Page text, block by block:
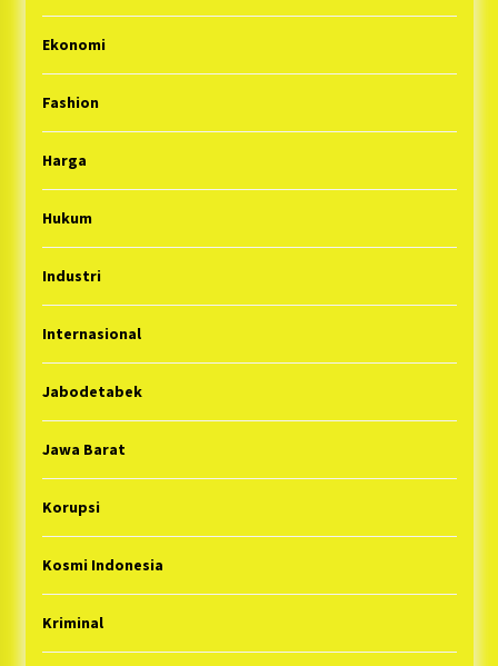
Ekonomi
Fashion
Harga
Hukum
Industri
Internasional
Jabodetabek
Jawa Barat
Korupsi
Kosmi Indonesia
Kriminal